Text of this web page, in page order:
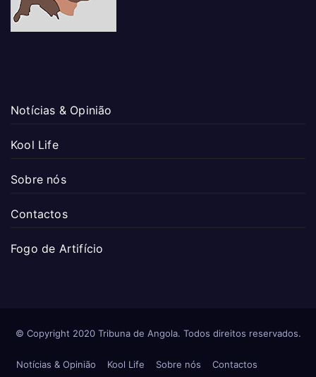
Notícias & Opinião
Kool Life
Sobre nós
Contactos
Fogo de Artifício
© Copyright 2020 Tribuna de Angola. Todos direitos reservados.
Notícias & Opinião Kool Life Sobre nós Contactos